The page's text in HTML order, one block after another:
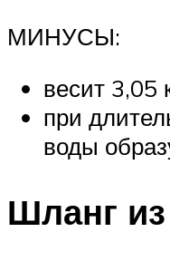
МИНУСЫ:
весит 3,05
при
воды
Шланг